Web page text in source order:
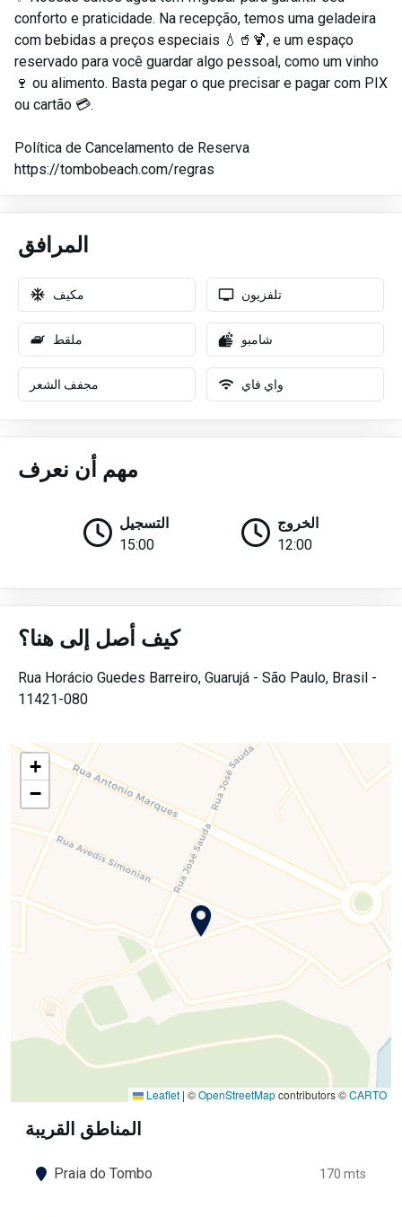
conforto e praticidade. Na recepção, temos uma geladeira
com bebidas a preços especiais 💧🥤🍹, e um espaço
reservado para você guardar algo pessoal, como um vinho
🍷 ou alimento. Basta pegar o que precisar e pagar com PIX
ou cartão 💳.
Política de Cancelamento de Reserva
https://tombobeach.com/regras
المرافق
مكيف تلفزيون
ملقط شامبو
مجفف الشعر واي فاي
مهم أن نعرف
التسجيل
15:00
الخروج
12:00
كيف أصل إلى هنا؟
Rua Horácio Guedes Barreiro, Guarujá - São Paulo, Brasil -
11421-080
+
−
Leaflet | ©OpenStreetMapcontributors ©CARTO
المناطق القريبة
Praia do Tombo 170 mts